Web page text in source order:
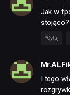
Jak w
stojąco?
Cytuj
I tego